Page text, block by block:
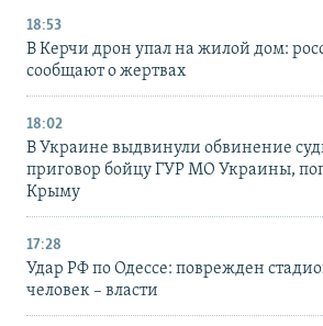
18:53
В Керчи дрон упал на жилой дом:
сообщают о жертвах
18:02
В Украине выдвинули обвинение
приговор бойцу ГУР МО Украины,
Крыму
17:28
Удар РФ по Одессе: поврежден
человек – власти